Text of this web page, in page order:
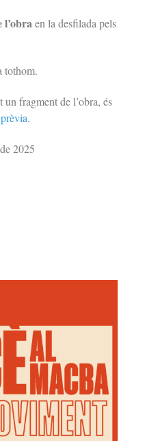
en la desfilada pels
tothom.
fragment de l’obra, és
.
2025